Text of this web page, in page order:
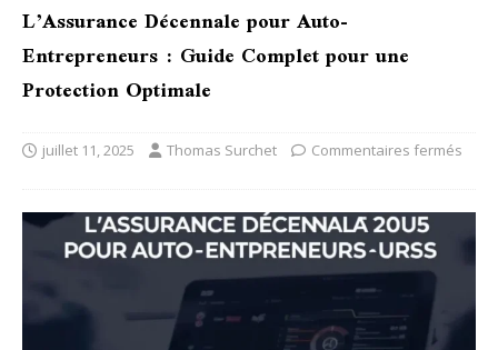
L’Assurance Décennale pour Auto-
Entrepreneurs : Guide Complet pour une
Protection Optimale
juillet 11, 2025 Thomas Surchet Commentaires fermés